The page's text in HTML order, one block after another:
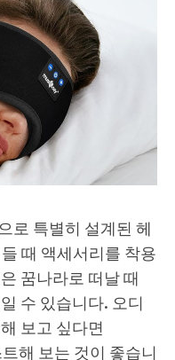
로 특별히 설계된 헤
때 액세서리를 착용
꿈나라로 떠날 때
수 있습니다. 오디
보고 싶다면
해 보는 것이 좋습니